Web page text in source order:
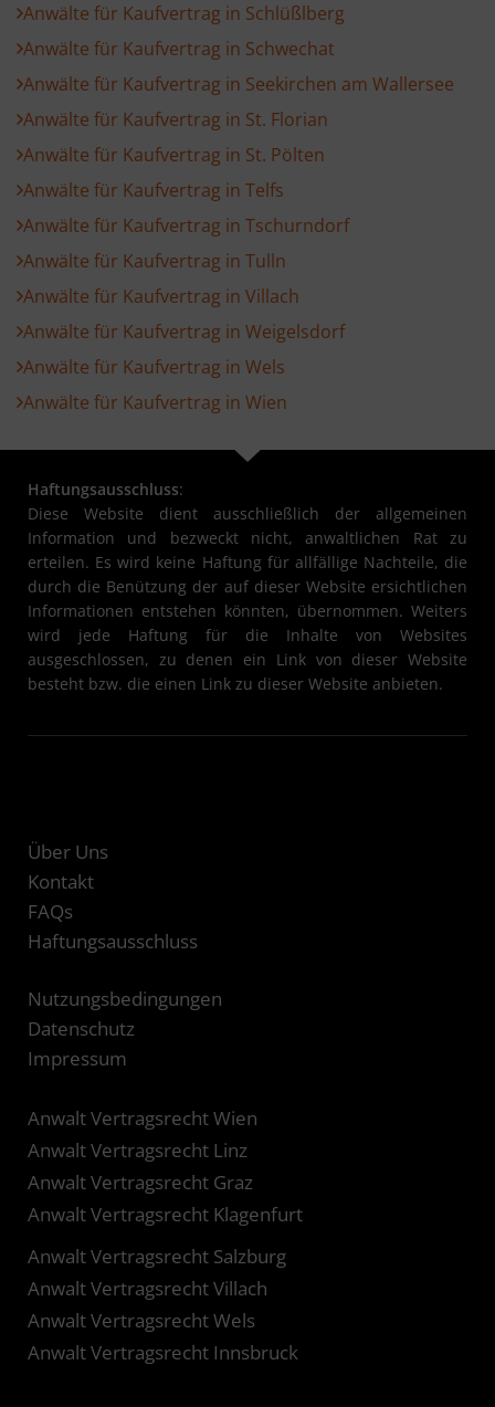
Anwälte für Kaufvertrag in Schlüßlberg
Anwälte für Kaufvertrag in Schwechat
Anwälte für Kaufvertrag in Seekirchen am Wallersee
Anwälte für Kaufvertrag in St. Florian
Anwälte für Kaufvertrag in St. Pölten
Anwälte für Kaufvertrag in Telfs
Anwälte für Kaufvertrag in Tschurndorf
Anwälte für Kaufvertrag in Tulln
Anwälte für Kaufvertrag in Villach
Anwälte für Kaufvertrag in Weigelsdorf
Anwälte für Kaufvertrag in Wels
Anwälte für Kaufvertrag in Wien
Haftungsausschluss:
Diese Website dient ausschließlich der allgemeinen
Information und bezweckt nicht, anwaltlichen Rat zu
erteilen. Es wird keine Haftung für allfällige Nachteile, die
durch die Benützung der auf dieser Website ersichtlichen
Informationen entstehen könnten, übernommen. Weiters
wird jede Haftung für die Inhalte von Websites
ausgeschlossen, zu denen ein Link von dieser Website
besteht bzw. die einen Link zu dieser Website anbieten.
Über Uns
Kontakt
FAQs
Haftungsausschluss
Nutzungsbedingungen
Datenschutz
Impressum
Anwalt Vertragsrecht Wien
Anwalt Vertragsrecht Linz
Anwalt Vertragsrecht Graz
Anwalt Vertragsrecht Klagenfurt
Anwalt Vertragsrecht Salzburg
Anwalt Vertragsrecht Villach
Anwalt Vertragsrecht Wels
Anwalt Vertragsrecht Innsbruck